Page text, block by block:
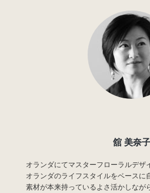
舘 美奈子
オランダにてマスターフローラルデザ
オランダのライフスタイルをベースに
素材が本来持っているよさ活かしなが